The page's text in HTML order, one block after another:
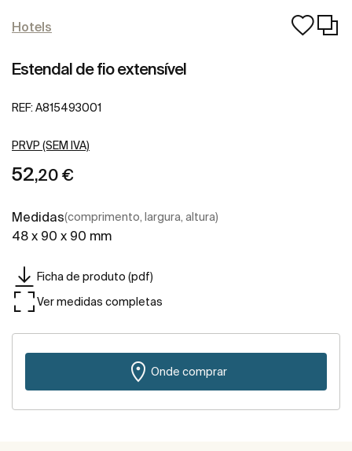
Hotels
Estendal de fio extensível
REF: A815493001
PRVP (SEM IVA)
52,20 €
Medidas(comprimento, largura, altura)
48 x 90 x 90 mm
Ficha de produto (pdf)
Ver medidas completas
Onde comprar